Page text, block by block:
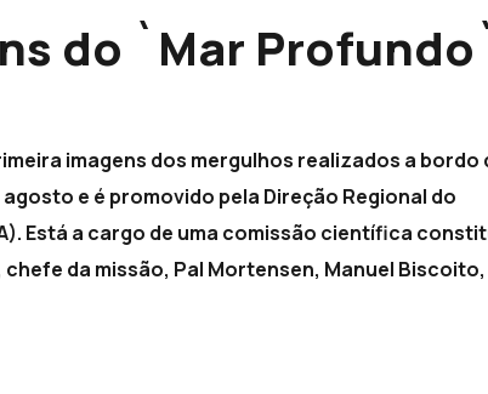
do `Mar
imagens dos mergulhos realizados a bordo
e é promovido pela Direção Regional do
Está a cargo de uma comissão científica
da missão, Pal Mortensen, Manuel